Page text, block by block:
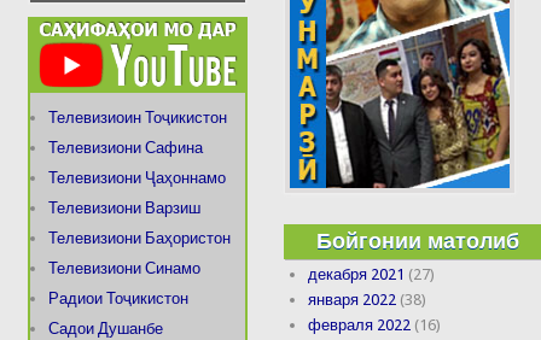
Телевизиоин Тоҷикистон
Телевизиони Сафина
Телевизиони Ҷаҳоннамо
Телевизиони Варзиш
Телевизиони Баҳористон
Телевизиони Синамо
Радиои Тоҷикистон
Садои Душанбе
Бойгонии матолиб
декабря 2021 (27)
января 2022 (38)
февраля 2022 (16)